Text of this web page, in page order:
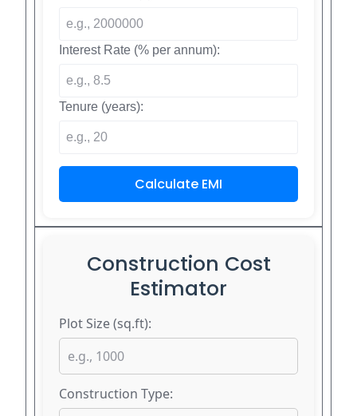
Interest Rate (% per annum):
Tenure (years):
Calculate EMI
Construction Cost
Estimator
Plot Size (sq.ft):
Construction Type: